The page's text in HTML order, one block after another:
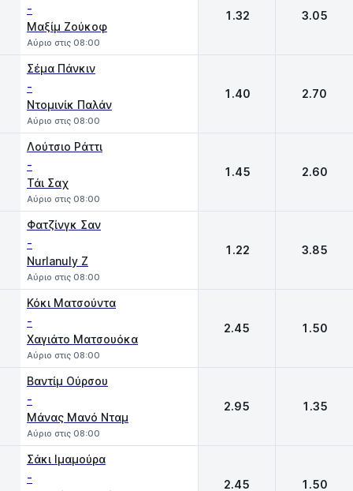
-
Μαξίμ Ζούκοφ
Αύριο στις 08:00
1.32 3.05
Σέμα Πάνκιν
-
Ντομινίκ Παλάν
Αύριο στις 08:00
1.40 2.70
Λούτσιο Ράττι
-
Τάι Σαχ
Αύριο στις 08:00
1.45 2.60
Φατζίνγκ Σαν
-
Nurlanuly Z
Αύριο στις 08:00
1.22 3.85
Κόκι Ματσούντα
-
Χαγιάτο Ματσουόκα
Αύριο στις 08:00
2.45 1.50
Βαντίμ Ούρσου
-
Μάνας Μανό Νταμ
Αύριο στις 08:00
2.95 1.35
Σάκι Ιμαμούρα
- 2.45 1.50